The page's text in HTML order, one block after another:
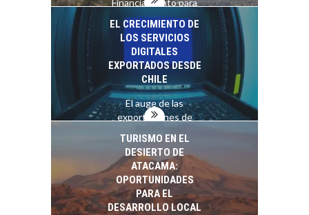
Financiamiento para
pymes en Chile:
alternativas que
trascienden el
crédito…
EL CRECIMIENTO DE
LOS SERVICIOS
DIGITALES
EXPORTADOS DESDE
CHILE
El auge de las
exportaciones de
Chile:…
TURISMO EN EL
DESIERTO DE
ATACAMA:
OPORTUNIDADES
PARA EL
DESARROLLO LOCAL